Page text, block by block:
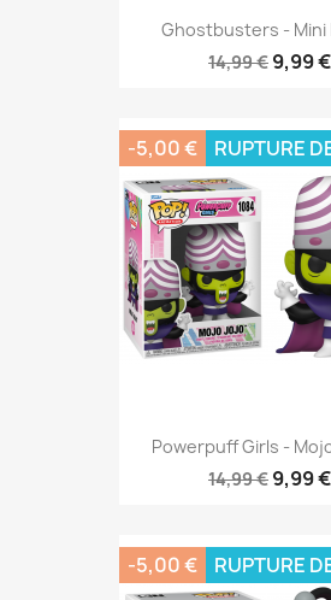
Ghostbusters - Mini
14,99 € 9,99 €
Powerpuff Girls -
14,99 € 9,99 €
-5,00 € RUPTURE
-5,00 € RUPTURE